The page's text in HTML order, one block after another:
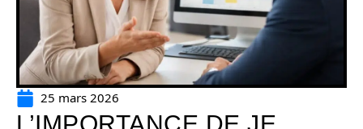
25 mars 2026